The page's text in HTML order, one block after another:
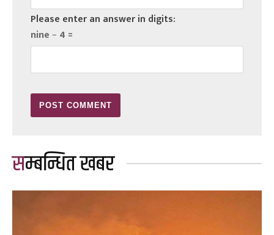
Please enter an answer in digits:
nine − 4 =
सम्बन्धित खबर